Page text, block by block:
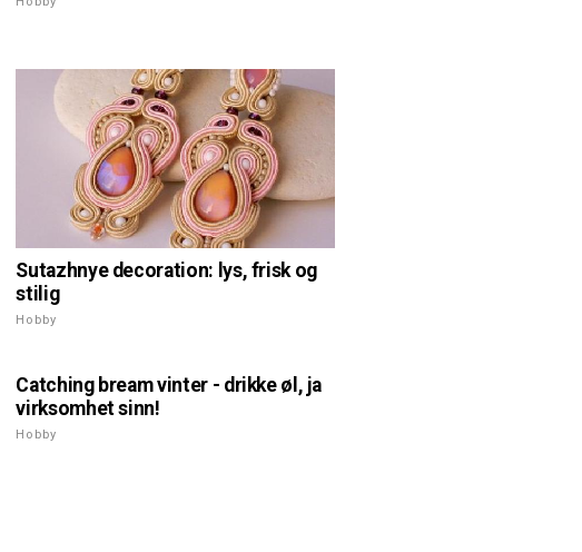
Sutazhnye decoration: lys, frisk og
stilig
Hobby
Catching bream vinter - drikke øl, ja
virksomhet sinn!
Hobby